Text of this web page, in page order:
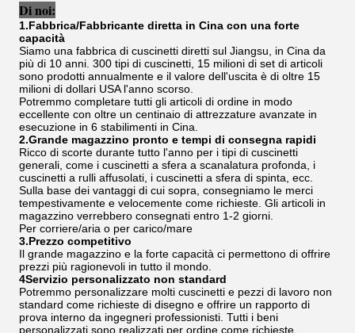
Di noi:
1.Fabbrica/Fabbricante diretta in Cina con una forte
capacità
Siamo una fabbrica di cuscinetti diretti sul Jiangsu, in Cina da
più di 10 anni. 300 tipi di cuscinetti, 15 milioni di set di articoli
sono prodotti annualmente e il valore dell'uscita è di oltre 15
milioni di dollari USA l'anno scorso.
Potremmo completare tutti gli articoli di ordine in modo
eccellente con oltre un centinaio di attrezzature avanzate in
esecuzione in 6 stabilimenti in Cina.
2.Grande magazzino pronto e tempi di consegna rapidi
Ricco di scorte durante tutto l'anno per i tipi di cuscinetti
generali, come i cuscinetti a sfera a scanalatura profonda, i
cuscinetti a rulli affusolati, i cuscinetti a sfera di spinta, ecc.
Sulla base dei vantaggi di cui sopra, consegniamo le merci
tempestivamente e velocemente come richieste. Gli articoli in
magazzino verrebbero consegnati entro 1-2 giorni.
Per corriere/aria o per carico/mare
3.Prezzo competitivo
Il grande magazzino e la forte capacità ci permettono di offrire
prezzi più ragionevoli in tutto il mondo.
4Servizio personalizzato non standard
Potremmo personalizzare molti cuscinetti e pezzi di lavoro non
standard come richieste di disegno e offrire un rapporto di
prova interno da ingegneri professionisti. Tutti i beni
personalizzati sono realizzati per ordine come richieste.